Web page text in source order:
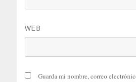
WEB
Guarda mi nombre, correo